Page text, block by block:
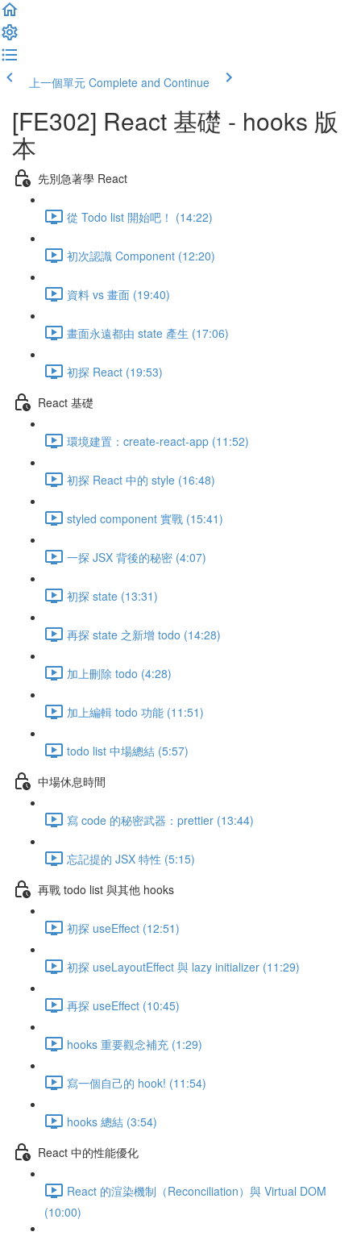
上一個單元 Complete and Continue
[FE302] React 基礎 - hooks 版
本
先別急著學 React
從 Todo list 開始吧！ (14:22)
初次認識 Component (12:20)
資料 vs 畫面 (19:40)
畫面永遠都由 state 產生 (17:06)
初探 React (19:53)
React 基礎
環境建置：create-react-app (11:52)
初探 React 中的 style (16:48)
styled component 實戰 (15:41)
一探 JSX 背後的秘密 (4:07)
初探 state (13:31)
再探 state 之新增 todo (14:28)
加上刪除 todo (4:28)
加上編輯 todo 功能 (11:51)
todo list 中場總結 (5:57)
中場休息時間
寫 code 的秘密武器：prettier (13:44)
忘記提的 JSX 特性 (5:15)
再戰 todo list 與其他 hooks
初探 useEffect (12:51)
初探 useLayoutEffect 與 lazy initializer (11:29)
再探 useEffect (10:45)
hooks 重要觀念補充 (1:29)
寫一個自己的 hook! (11:54)
hooks 總結 (3:54)
React 中的性能優化
React 的渲染機制（Reconciliation）與 Virtual DOM
(10:00)